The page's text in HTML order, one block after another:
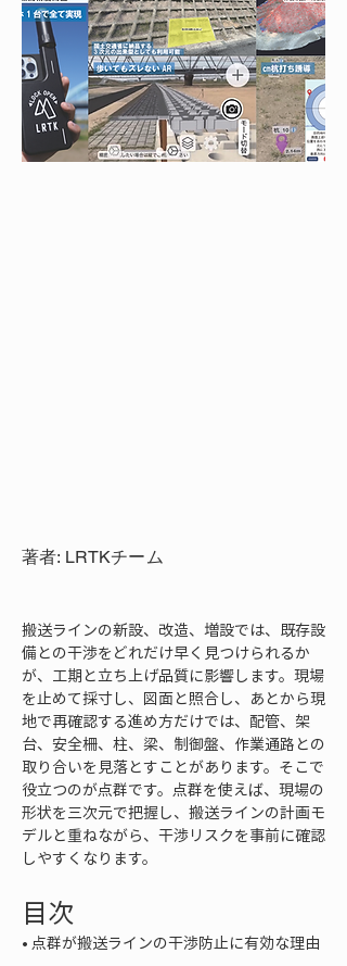
著者: LRTKチーム
搬送ラインの新設、改造、増設では、既存設
備との干渉をどれだけ早く見つけられるか
が、工期と立ち上げ品質に影響します。現場
を止めて採寸し、図面と照合し、あとから現
地で再確認する進め方だけでは、配管、架
台、安全柵、柱、梁、制御盤、作業通路との
取り合いを見落とすことがあります。そこで
役立つのが点群です。点群を使えば、現場の
形状を三次元で把握し、搬送ラインの計画モ
デルと重ねながら、干渉リスクを事前に確認
しやすくなります。
目次
•